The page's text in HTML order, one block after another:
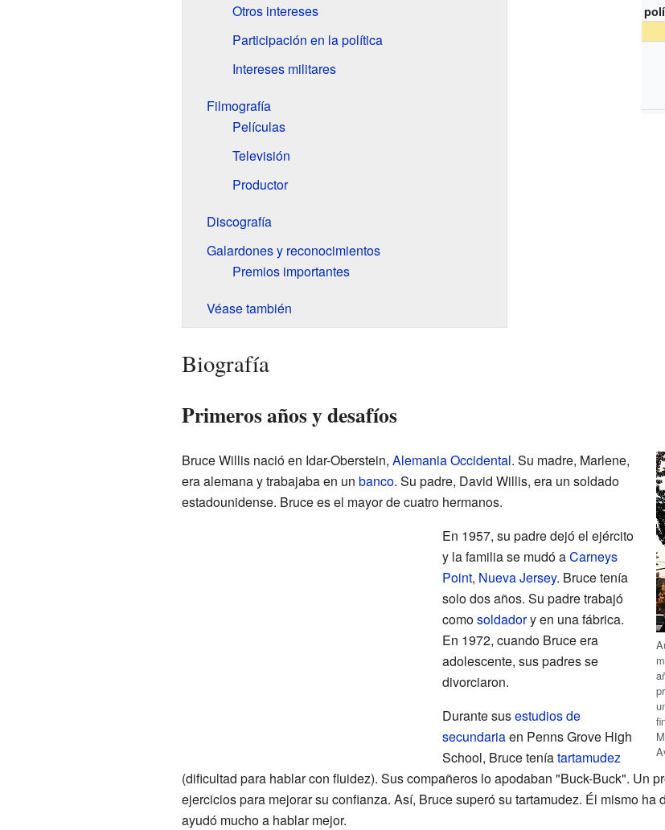
Otros intereses
Participación en la política
Intereses militares
Filmografía
Películas
Televisión
Productor
Discografía
Galardones y reconocimientos
Premios importantes
Véase también
Biografía
Primeros años y desafíos
Bruce Willis nació en Idar-Oberstein, Alemania Occidental. Su madre, Marlene,
era alemana y trabajaba en un banco. Su padre, David Willis, era un soldado
estadounidense. Bruce es el mayor de cuatro hermanos.
En 1957, su padre dejó el ejército
y la familia se mudó aCarneys
Point, Nueva Jersey. Bruce tenía
solo dos años. Su padre trabajó
comosoldadory en una fábrica.
En 1972, cuando Bruce era
adolescente, sus padres se
divorciaron.
Durante susestudios de
secundariaen Penns Grove High
School, Bruce teníatartamudez
(dificultad para hablar con fluidez). Sus compañeros lo apodaban "Buck-Buck". Un
ejercicios para mejorar su confianza. Así, Bruce superó su tartamudez. Él mismo ha
ayudó mucho a hablar mejor.